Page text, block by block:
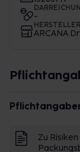
-
HERSTELLER
ARCANA
Zu